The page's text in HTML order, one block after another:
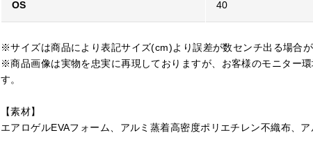
OS 40
※サイズは商品により表記サイズ(cm)より誤差が数センチ出る場合
※商品画像は実物を忠実に再現しておりますが、お客様のモニター
す。
【素材】
エアロゲルEVAフォーム、アルミ蒸着高密度ポリエチレン不織布、